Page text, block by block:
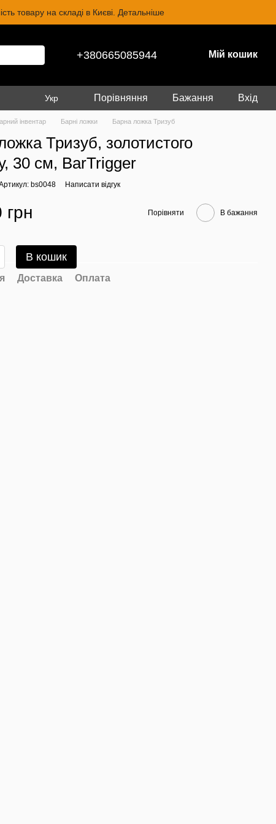
товару на складі в Києві. Детальніше
+380665085944 Мій кошик
Укр Порівняння Бажання Вхід
інвентар Барні ложки Барна ложка Тризуб
Тризуб, золотистого
30 см, BarTrigger
bs0048 Написати відгук
грн Порівняти В бажання
В кошик
Доставка Оплата